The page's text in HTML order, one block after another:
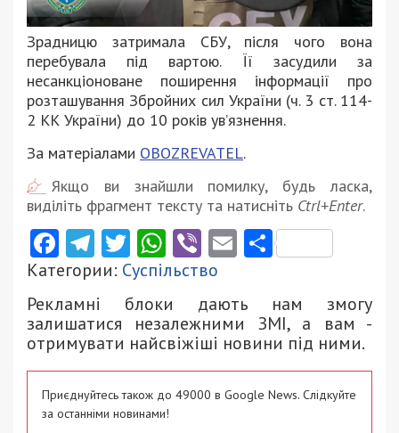
Зрадницю затримала СБУ, після чого вона
перебувала під вартою. Її засудили за
несанкціоноване поширення інформації про
розташування Збройних сил України (ч. 3 ст. 114-
2 КК України) до 10 років увʼязнення.
За матеріалами OBOZREVATEL.
Якщо ви знайшли помилку, будь ласка,
виділіть фрагмент тексту та натисніть Ctrl+Enter.
Facebook
Telegram
Twitter
WhatsApp
ViberEmail
Категории: Суспільство
Рекламні блоки дають нам змогу
залишатися незалежними ЗМІ, а вам -
отримувати найсвіжіші новини під ними.
Приєднуйтесь також до 49000 в Google News. Слідкуйте
за останніми новинами!